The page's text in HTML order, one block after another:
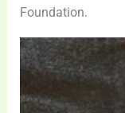
Foundation.